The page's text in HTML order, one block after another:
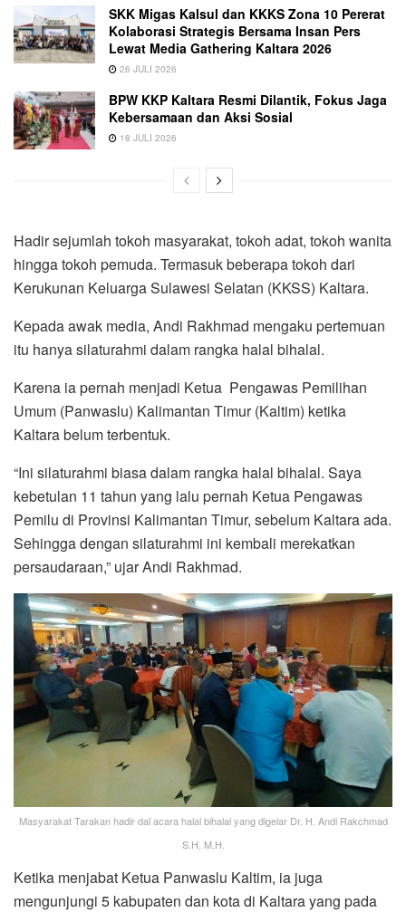
SKK Migas Kalsul dan KKKS Zona 10 Pererat
Kolaborasi Strategis Bersama Insan Pers
Lewat Media Gathering Kaltara 2026
26 JULI 2026
BPW KKP Kaltara Resmi Dilantik, Fokus Jaga
Kebersamaan dan Aksi Sosial
18 JULI 2026
Hadir sejumlah tokoh masyarakat, tokoh adat, tokoh wanita
hingga tokoh pemuda. Termasuk beberapa tokoh dari
Kerukunan Keluarga Sulawesi Selatan (KKSS) Kaltara.
Kepada awak media, Andi Rakhmad mengaku pertemuan
itu hanya silaturahmi dalam rangka halal bihalal.
Karena ia pernah menjadi Ketua Pengawas Pemilihan
Umum (Panwaslu) Kalimantan Timur (Kaltim) ketika
Kaltara belum terbentuk.
“Ini silaturahmi biasa dalam rangka halal bihalal. Saya
kebetulan 11 tahun yang lalu pernah Ketua Pengawas
Pemilu di Provinsi Kalimantan Timur, sebelum Kaltara ada.
Sehingga dengan silaturahmi ini kembali merekatkan
persaudaraan,” ujar Andi Rakhmad.
Masyarakat Tarakan hadir dal acara halal bihalal yang digelar Dr. H. Andi Rakchmad
S.H, M.H.
Ketika menjabat Ketua Panwaslu Kaltim, ia juga
mengunjungi 5 kabupaten dan kota di Kaltara yang pada